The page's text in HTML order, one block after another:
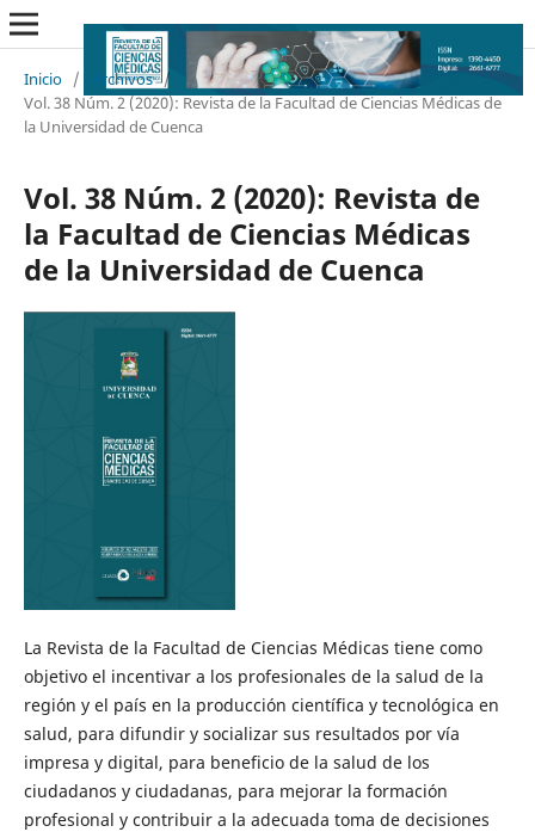
Inicio / Archivos /
Vol. 38 Núm. 2 (2020): Revista de la Facultad de Ciencias Médicas de
la Universidad de Cuenca
Vol. 38 Núm. 2 (2020): Revista de
la Facultad de Ciencias Médicas
de la Universidad de Cuenca
La Revista de la Facultad de Ciencias Médicas tiene como
objetivo el incentivar a los profesionales de la salud de la
región y el país en la producción científica y tecnológica en
salud, para difundir y socializar sus resultados por vía
impresa y digital, para beneficio de la salud de los
ciudadanos y ciudadanas, para mejorar la formación
profesional y contribuir a la adecuada toma de decisiones